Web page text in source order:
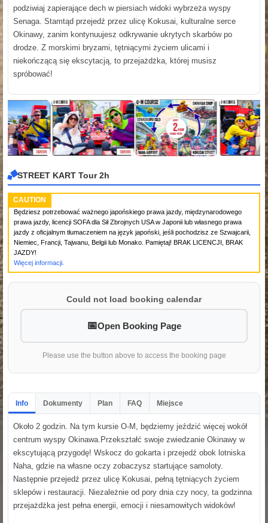
podziwiaj zapierające dech w piersiach widoki wybrzeża wyspy
Senaga. Stamtąd przejedź przez ulicę Kokusai, kulturalne serce
Okinawy, zanim kontynuujesz odkrywanie ukrytych skarbów po
drodze. Z morskimi bryzami, tętniącymi życiem ulicami i
niekończącą się ekscytacją, to przejażdżka, której musisz
spróbować!
STREET KART Tour 2h
CAUTION
Będziesz potrzebować ważnego japońskiego prawa jazdy, międzynarodowego
prawa jazdy, licencji SOFA dla Sił Zbrojnych USA w Japonii lub własnego prawa
jazdy z oficjalnym tłumaczeniem na język japoński, jeśli pochodzisz ze Szwajcarii,
Niemiec, Francji, Tajwanu, Belgii lub Monako. Pamiętaj! BRAK LICENCJI, BRAK
JAZDY!
Więcej informacji.
Could not load booking calendar
Open Booking Page
Please use the button above to access the booking page
Info Dokumenty Plan FAQ Miejsce
Około 2 godzin. Na tym kursie O-M, będziemy jeździć więcej wokół
centrum wyspy Okinawa.Przekształć swoje zwiedzanie Okinawy w
ekscytującą przygodę! Wskocz do gokarta i przejedź obok lotniska
Naha, gdzie na własne oczy zobaczysz startujące samoloty.
Następnie przejedź przez ulicę Kokusai, pełną tętniących życiem
sklepów i restauracji. Niezależnie od pory dnia czy nocy, ta godzinna
przejażdżka jest pełna energii, emocji i niesamowitych widoków!